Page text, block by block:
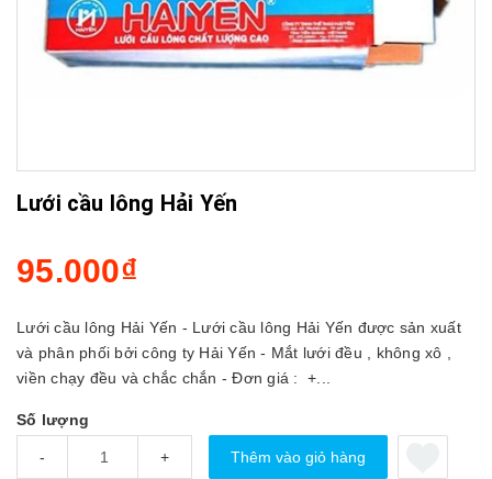
Lưới cầu lông Hải Yến
95.000₫
Lưới cầu lông Hải Yến - Lưới cầu lông Hải Yến được sản xuất
và phân phối bởi công ty Hải Yến - Mắt lưới đều , không xô ,
viền chạy đều và chắc chắn - Đơn giá : +...
Số lượng
- + Thêm vào giỏ hàng